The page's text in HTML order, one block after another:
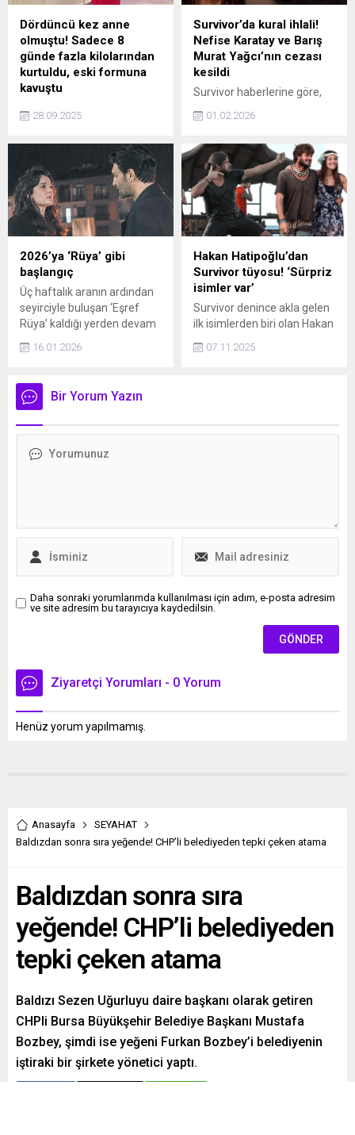
Dördüncü kez anne
olmuştu! Sadece 8
günde fazla kilolarından
kurtuldu, eski formuna
kavuştu
Dördüncü kez anne olan
hamilelik kilolarından
kurtuldu. İşte son hali...
28.09.2025
Survivor’da kural ihlali!
Nefise Karatay ve Barış
Murat Yağcı’nın cezası
kesildi
Survivor haberlerine göre,
Karatay, yaptıkları kural ihlali
aldılar?
01.02.2026
2026’ya ‘Rüya’ gibi
başlangıç
Üç haftalık aranın ardından
seyirciyle buluşan ‘Eşref
Rüya’ kaldığı yerden devam
karşıladı
16.01.2026
Hakan Hatipoğlu’dan
Survivor tüyosu! ‘Sürpriz
isimler var’
Survivor denince akla gelen
ilk isimlerden biri olan Hakan
Hatipoğlu ile birlikte bir
07.11.2025
Bir Yorum Yazın
Daha sonraki yorumlarımda kullanılması için adım, e-posta adresim
ve site adresim bu tarayıcıya kaydedilsin.
Ziyaretçi Yorumları - 0 Yorum
Henüz yorum yapılmamış.
Anasayfa
SEYAHAT
Baldızdan sonra sıra yeğende! CHP’li belediyeden tepki çeken atama
Baldızdan sonra sıra
yeğende! CHP’li belediyeden
tepki çeken atama
Baldızı Sezen Uğurluyu daire başkanı olarak getiren
CHPli Bursa Büyükşehir Belediye Başkanı Mustafa
Bozbey, şimdi ise yeğeni Furkan Bozbey’i belediyenin
iştiraki bir şirkete yönetici yaptı.